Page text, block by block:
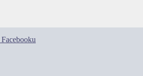
Facebooku